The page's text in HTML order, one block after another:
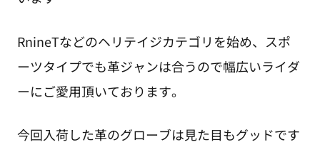
RnineTなどのヘリテイジカテゴリを始め、スポ
ーツタイプでも革ジャンは合うので幅広いライダ
ーにご愛用頂いております。
今回入荷した革のグローブは見た目もグッドです